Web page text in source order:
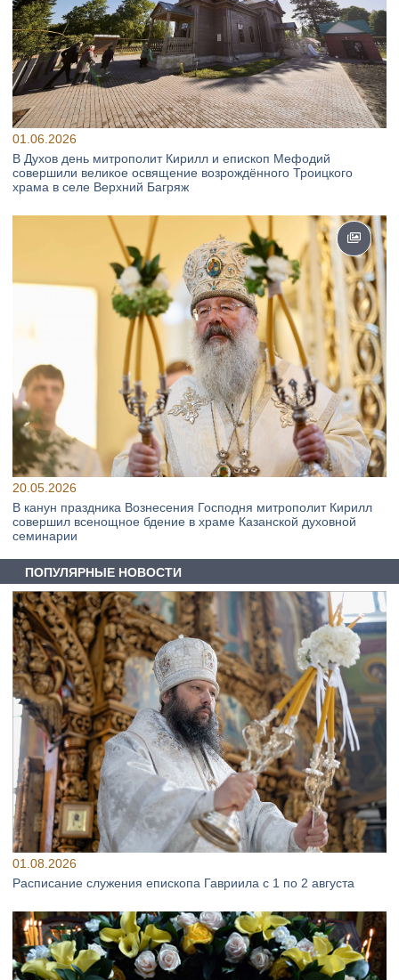
01.06.2026
В Духов день митрополит Кирилл и епископ Мефодий
совершили великое освящение возрождённого Троицкого
храма в селе Верхний Багряж
20.05.2026
В канун праздника Вознесения Господня митрополит Кирилл
совершил всенощное бдение в храме Казанской духовной
семинарии
ПОПУЛЯРНЫЕ НОВОСТИ
01.08.2026
Расписание служения епископа Гавриила с 1 по 2 августа